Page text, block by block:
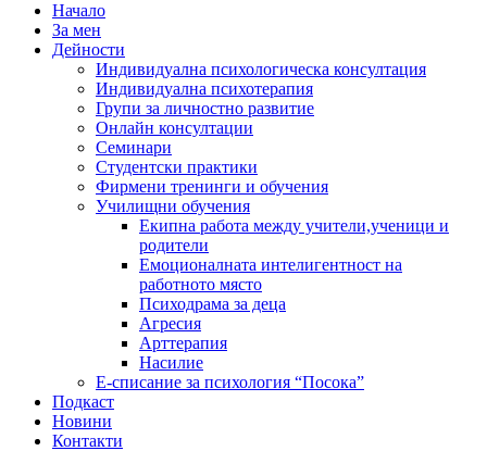
Начало
За мен
Дейности
Индивидуална психологическа консултация
Индивидуална психотерапия
Групи за личностно развитие
Онлайн консултации
Семинари
Студентски практики
Фирмени тренинги и обучения
Училищни обучения
Екипна работа между учители,ученици и
родители
Емоционалната интелигентност на
работното място
Психодрама за деца
Агресия
Арттерапия
Насилие
Е-списание за психология “Посока”
Подкаст
Новини
Контакти